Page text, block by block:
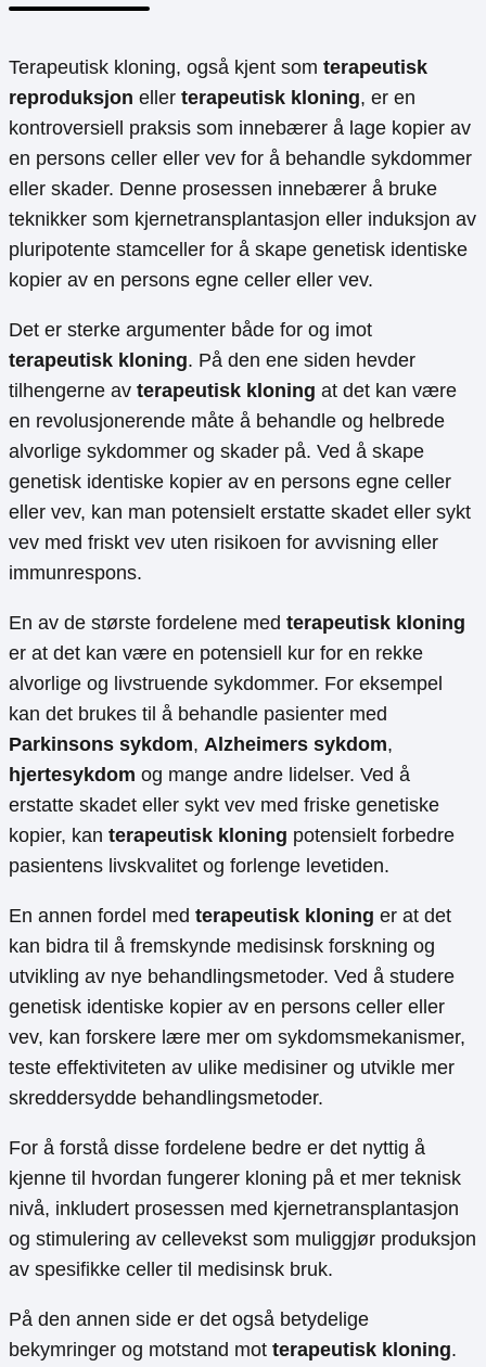
Terapeutisk kloning, også kjent som terapeutisk
reproduksjon eller terapeutisk kloning, er en
kontroversiell praksis som innebærer å lage kopier av
en persons celler eller vev for å behandle sykdommer
eller skader. Denne prosessen innebærer å bruke
teknikker som kjernetransplantasjon eller induksjon av
pluripotente stamceller for å skape genetisk identiske
kopier av en persons egne celler eller vev.
Det er sterke argumenter både for og imot
terapeutisk kloning. På den ene siden hevder
tilhengerne av terapeutisk kloning at det kan være
en revolusjonerende måte å behandle og helbrede
alvorlige sykdommer og skader på. Ved å skape
genetisk identiske kopier av en persons egne celler
eller vev, kan man potensielt erstatte skadet eller sykt
vev med friskt vev uten risikoen for avvisning eller
immunrespons.
En av de største fordelene med terapeutisk kloning
er at det kan være en potensiell kur for en rekke
alvorlige og livstruende sykdommer. For eksempel
kan det brukes til å behandle pasienter med
Parkinsons sykdom, Alzheimers sykdom,
hjertesykdom og mange andre lidelser. Ved å
erstatte skadet eller sykt vev med friske genetiske
kopier, kan terapeutisk kloning potensielt forbedre
pasientens livskvalitet og forlenge levetiden.
En annen fordel med terapeutisk kloning er at det
kan bidra til å fremskynde medisinsk forskning og
utvikling av nye behandlingsmetoder. Ved å studere
genetisk identiske kopier av en persons celler eller
vev, kan forskere lære mer om sykdomsmekanismer,
teste effektiviteten av ulike medisiner og utvikle mer
skreddersydde behandlingsmetoder.
For å forstå disse fordelene bedre er det nyttig å
kjenne til hvordan fungerer kloning på et mer teknisk
nivå, inkludert prosessen med kjernetransplantasjon
og stimulering av cellevekst som muliggjør produksjon
av spesifikke celler til medisinsk bruk.
På den annen side er det også betydelige
bekymringer og motstand mot terapeutisk kloning.